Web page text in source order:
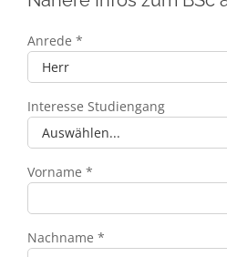
Anrede *
Interesse Studiengang
Vorname *
Nachname *